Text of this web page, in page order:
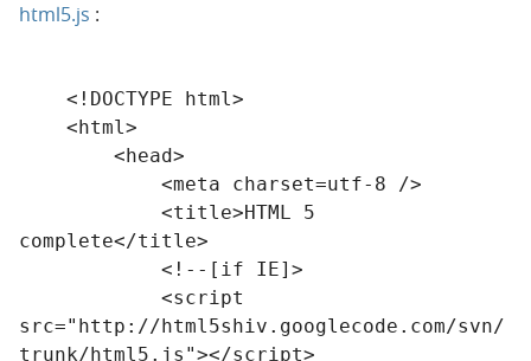
html5.js :
complete</title>
src="http://html5shiv.googlecode.com/svn/
trunk/html5.js"></script>